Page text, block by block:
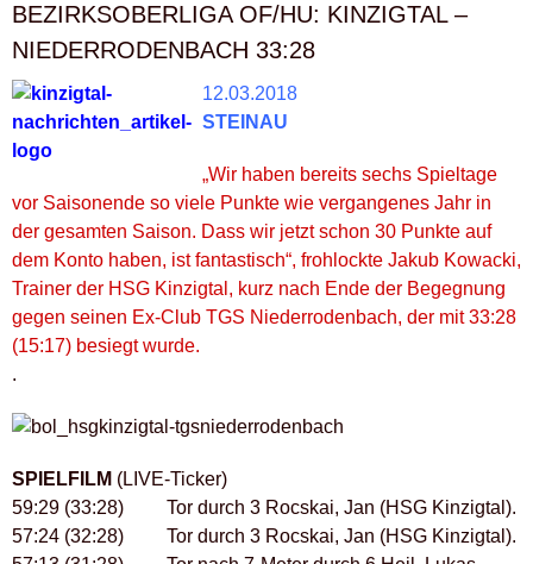
BEZIRKSOBERLIGA OF/HU: KINZIGTAL –
NIEDERRODENBACH 33:28
12.03.2018
STEINAU
„Wir haben bereits sechs Spieltage
vor Saisonende so viele Punkte wie vergangenes Jahr in
der gesamten Saison. Dass wir jetzt schon 30 Punkte auf
dem Konto haben, ist fantastisch“, frohlockte Jakub Kowacki,
Trainer der HSG Kinzigtal, kurz nach Ende der Begegnung
gegen seinen Ex-Club TGS Niederrodenbach, der mit 33:28
(15:17) besiegt wurde.
.
SPIELFILM (LIVE-Ticker)
59:29 (33:28) Tor durch 3 Rocskai, Jan (HSG Kinzigtal).
57:24 (32:28) Tor durch 3 Rocskai, Jan (HSG Kinzigtal).